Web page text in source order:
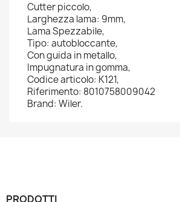
Cutter piccolo,
Larghezza lama: 9mm,
Lama Spezzabile,
Tipo: autobloccante,
Con guida in metallo,
Impugnatura in gomma,
Codice articolo: K121,
Riferimento: 8010758009042
Brand: Wiler.
PRODOTTI